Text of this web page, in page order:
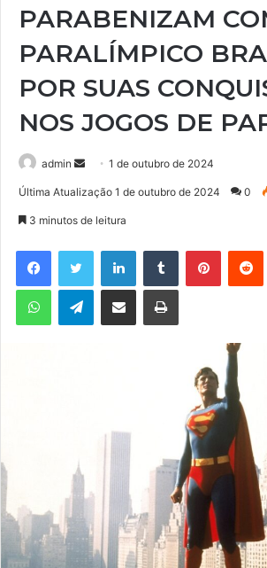
PARABENIZAM
PARALÍMPICO
POR SUAS
NOS JOGOS DE
admin
d
e
m
1 de outubro de 2024
Última Atualização 1 de outubro de 2024 0
3 minutos de leitura
Telegram